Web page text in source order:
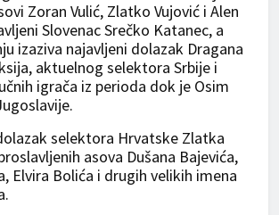
Zoran Vulić, Zlatko Vujović i Alen
Slovenac Srečko Katanec, a
izaziva najavljeni dolazak Dragana
aktuelnog selektora Srbije i
igrača iz perioda dok je Osim
selektora Hrvatske Zlatka
asova Dušana Bajevića,
Elvira Bolića i drugih velikih imena